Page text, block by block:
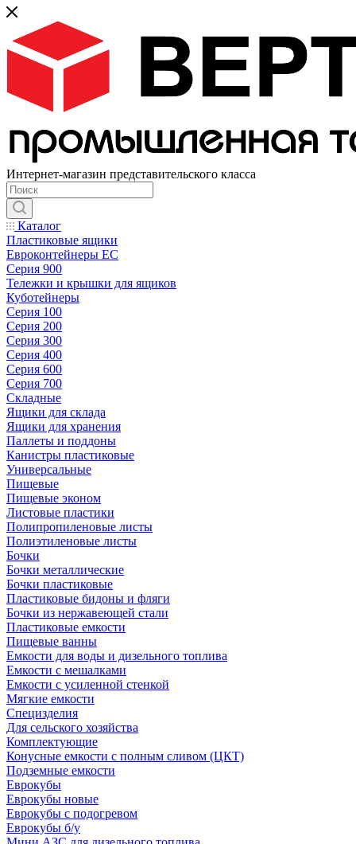
Интернет-магазин представительского класса
Каталог
Пластиковые ящики
Евроконтейнеры ЕС
Серия 900
Тележки и крышки для ящиков
Куботейнеры
Серия 100
Серия 200
Серия 300
Серия 400
Серия 600
Серия 700
Складные
Ящики для склада
Ящики для хранения
Паллеты и поддоны
Канистры пластиковые
Универсальные
Пищевые
Пищевые эконом
Листовые пластики
Полипропиленовые листы
Полиэтиленовые листы
Бочки
Бочки металлические
Бочки пластиковые
Пластиковые бидоны и фляги
Бочки из нержавеющей стали
Пластиковые емкости
Пищевые ванны
Емкости для воды и дизельного топлива
Емкости с мешалками
Емкости с усиленной стенкой
Мягкие емкости
Специзделия
Для сельского хозяйства
Комплектующие
Конусные емкости с полным сливом (ЦКТ)
Подземные емкости
Еврокубы
Еврокубы новые
Еврокубы с подогревом
Еврокубы б/у